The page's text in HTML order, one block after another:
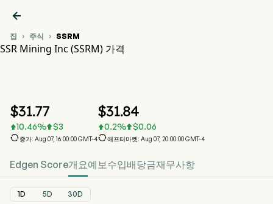

집  주식  SSRM
SSR Mining Inc (SSRM) 가격
$31.77
10.46% $3
종가: Aug 07, 16:00:00 GMT-4
$31.84
0.2% $0.06
애프터마켓: Aug 07, 20:00:00 GMT-4
Edgen Score개요예보수입배당금재무사항
1D 5D 30D